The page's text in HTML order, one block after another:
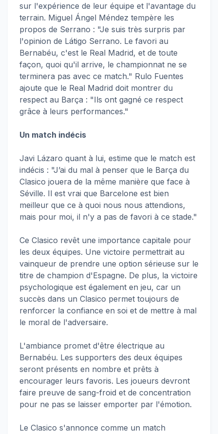
sur l'expérience de leur équipe et l'avantage du
terrain. Miguel Ángel Méndez tempère les
propos de Serrano : "Je suis très surpris par
l'opinion de Látigo Serrano. Le favori au
Bernabéu, c'est le Real Madrid, et de toute
façon, quoi qu'il arrive, le championnat ne se
terminera pas avec ce match." Rulo Fuentes
ajoute que le Real Madrid doit montrer du
respect au Barça : "Ils ont gagné ce respect
grâce à leurs performances."
Un match indécis
Javi Lázaro quant à lui, estime que le match est
indécis : "J’ai du mal à penser que le Barça du
Clasico jouera de la même manière que face à
Séville. Il est vrai que Barcelone est bien
meilleur que ce à quoi nous nous attendions,
mais pour moi, il n'y a pas de favori à ce stade."
Ce Clasico revêt une importance capitale pour
les deux équipes. Une victoire permettrait au
vainqueur de prendre une option sérieuse sur le
titre de champion d'Espagne. De plus, la victoire
psychologique est également en jeu, car un
succès dans un Clasico permet toujours de
renforcer la confiance en soi et de mettre à mal
le moral de l'adversaire.
L'ambiance promet d'être électrique au
Bernabéu. Les supporters des deux équipes
seront présents en nombre et prêts à
encourager leurs favoris. Les joueurs devront
faire preuve de sang-froid et de concentration
pour ne pas se laisser emporter par l'émotion.
Le Clasico s'annonce comme un match